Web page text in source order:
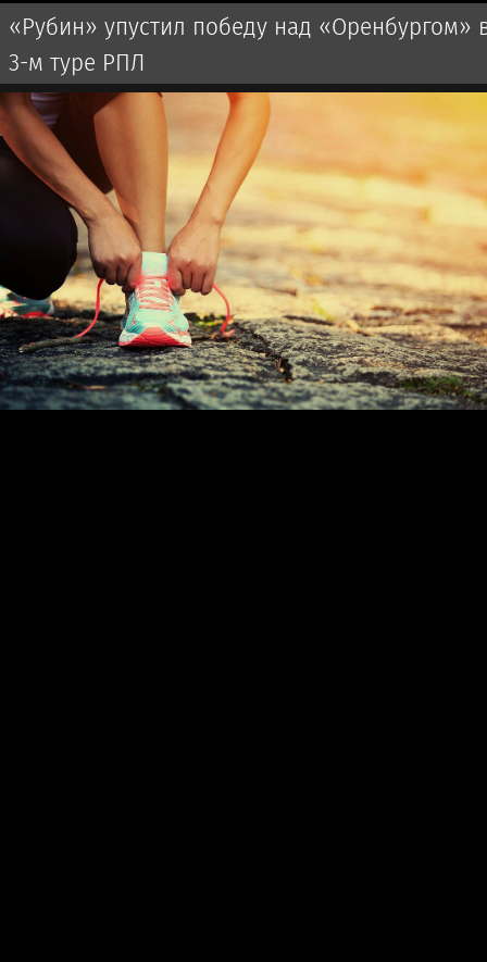
«Рубин» упустил победу над «Оренбургом»
3-м туре РПЛ